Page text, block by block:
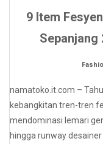
9 Item
Sepanjang
namatoko.it.com –
kebangkitan tren-tren
mendominasi lemari
hingga runway